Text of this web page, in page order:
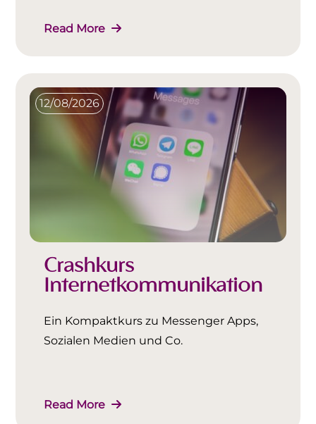
Read More
12/08/2026
Crashkurs
Internetkommunikation
Ein Kompaktkurs zu Messenger Apps,
Sozialen Medien und Co.
Read More